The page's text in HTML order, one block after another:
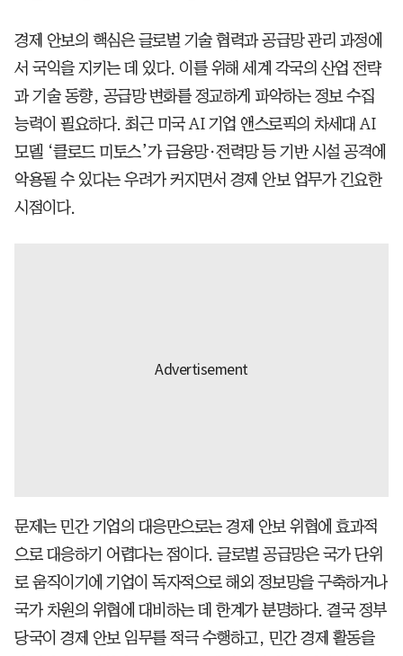
경제 안보의 핵심은 글로벌 기술 협력과 공급망 관리 과정에
서 국익을 지키는 데 있다. 이를 위해 세계 각국의 산업 전략
과 기술 동향, 공급망 변화를 정교하게 파악하는 정보 수집
능력이 필요하다. 최근 미국 AI 기업 앤스로픽의 차세대 AI
모델 ‘클로드 미토스’가 금융망·전력망 등 기반 시설 공격에
악용될 수 있다는 우려가 커지면서 경제 안보 업무가 긴요한
시점이다.
문제는 민간 기업의 대응만으로는 경제 안보 위협에 효과적
으로 대응하기 어렵다는 점이다. 글로벌 공급망은 국가 단위
로 움직이기에 기업이 독자적으로 해외 정보망을 구축하거나
국가 차원의 위협에 대비하는 데 한계가 분명하다. 결국 정부
당국이 경제 안보 임무를 적극 수행하고, 민간 경제 활동을